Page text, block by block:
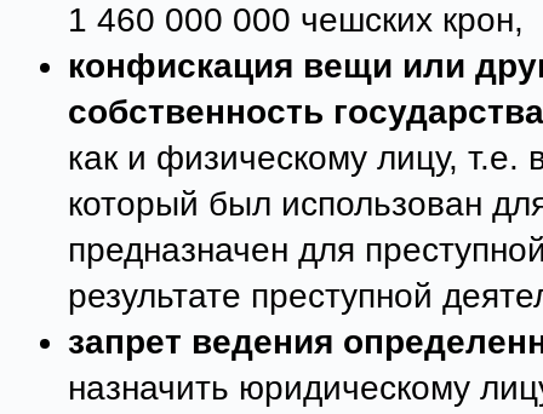
1 460 000 000 чешских крон,
конфискация вещи или
собственность государства
как и физическому лицу, т.е.
который был использован
предназначен для
результате преступной
запрет ведения
назначить юридическому